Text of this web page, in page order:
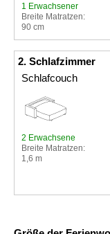
1 Erwachsener
Breite Matratzen:
90 cm
2. Schlafzimmer
Schlafcouch
2 Erwachsene
Breite Matratzen:
1,6 m